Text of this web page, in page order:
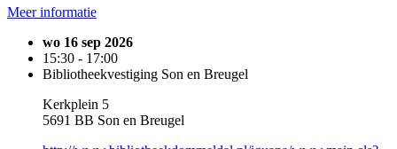
Meer informatie
wo 16 sep 2026
15:30 - 17:00
Bibliotheekvestiging Son en Breugel
Kerkplein 5
5691 BB Son en Breugel